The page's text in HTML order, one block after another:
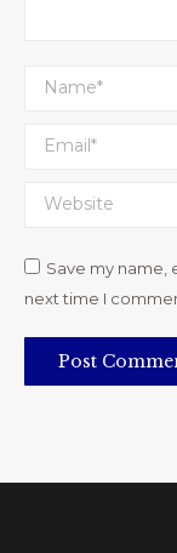
Name *
Email *
Website
Save my name,
next time I
Post